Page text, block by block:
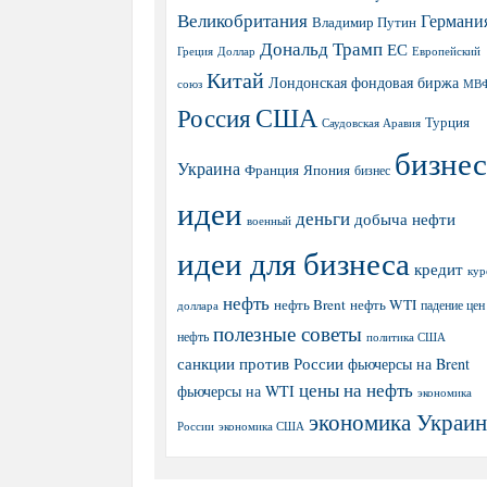
Великобритания Владимир Путин
Греция Доллар Дональд Трамп ЕС Европейский
союз Китай Лондонская фондовая биржа
РоссияСША Саудовская Аравия Турция
Украина Франция Япония бизнес бизнес
идеи военный деньги добыча нефти
идеи для бизнеса кредит
доллара нефть нефть Brent нефть WTI падение
нефть полезные советы политика США
санкции против России фьючерсы на Brent
фьючерсы на WTI цены на нефть экономика
России экономика США экономика